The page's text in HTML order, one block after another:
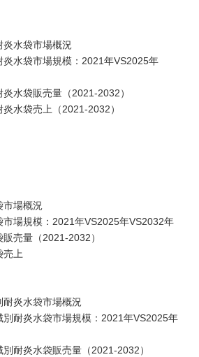
水袋市場概況
炎水袋市場規模：2021年VS2025年
水袋販売量（2021-2032）
水袋売上（2021-2032）
場概況
場規模：2021年VS2025年VS2032年
売量（2021-2032）
売上
炎水袋市場概況
耐炎水袋市場規模：2021年VS2025年
耐炎水袋販売量（2021-2032）